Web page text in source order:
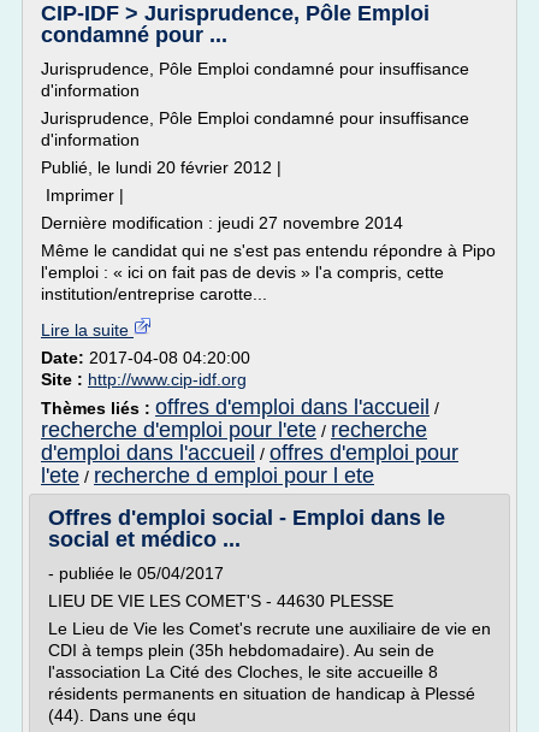
CIP-IDF > Jurisprudence, Pôle Emploi
condamné pour ...
Jurisprudence, Pôle Emploi condamné pour insuffisance
d'information
Jurisprudence, Pôle Emploi condamné pour insuffisance
d'information
Publié, le lundi 20 février 2012 |
Imprimer |
Dernière modification : jeudi 27 novembre 2014
Même le candidat qui ne s'est pas entendu répondre à Pipo
l'emploi : « ici on fait pas de devis » l'a compris, cette
institution/entreprise carotte...
Lire la suite
Date: 2017-04-08 04:20:00
Site : http://www.cip-idf.org
Thèmes liés : offres d'emploi dans l'accueil /
recherche d'emploi pour l'ete / recherche
d'emploi dans l'accueil / offres d'emploi pour
l'ete / recherche d emploi pour l ete
Offres d'emploi social - Emploi dans le
social et médico ...
- publiée le 05/04/2017
LIEU DE VIE LES COMET'S - 44630 PLESSE
Le Lieu de Vie les Comet's recrute une auxiliaire de vie en
CDI à temps plein (35h hebdomadaire). Au sein de
l'association La Cité des Cloches, le site accueille 8
résidents permanents en situation de handicap à Plessé
(44). Dans une équ